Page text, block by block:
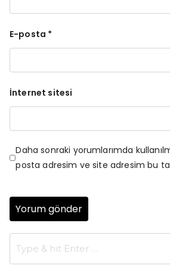
E-posta *
İnternet sitesi
Daha sonraki yorumlarımda
posta adresim ve site adresim bu